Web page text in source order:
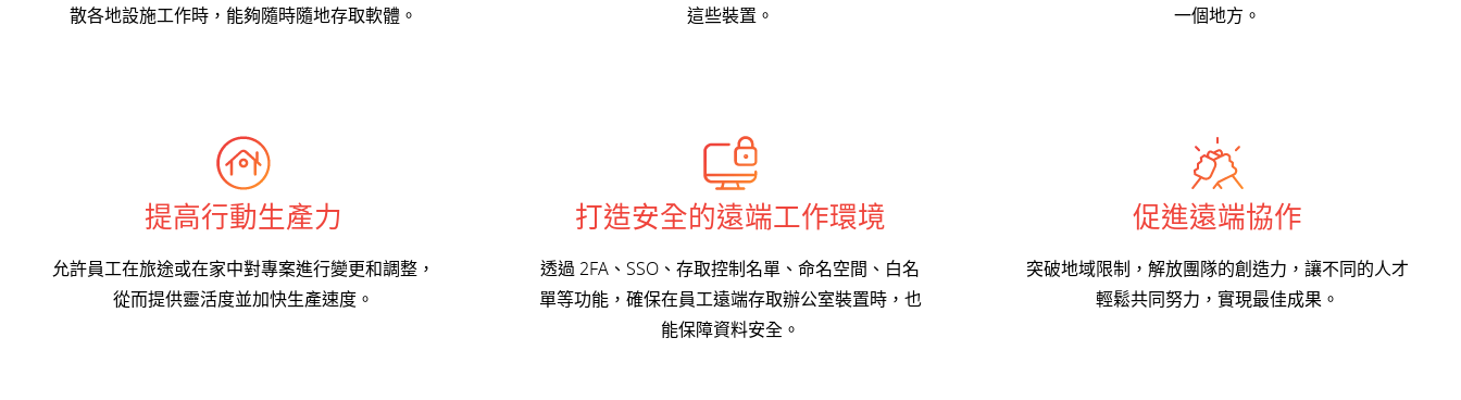
散各地設施工作時，能夠隨時隨地存取軟體。
這些裝置。
一個地方。
提高行動生產力
允許員工在旅途或在家中對專案進行變更和調整，
從而提供靈活度並加快生產速度。
打造安全的遠端工作環境
透過 2FA、SSO、存取控制名單、命名空間、白名
單等功能，確保在員工遠端存取辦公室裝置時，也
能保障資料安全。
促進遠端協作
突破地域限制，解放團隊的創造力，讓不同的人才
輕鬆共同努力，實現最佳成果。